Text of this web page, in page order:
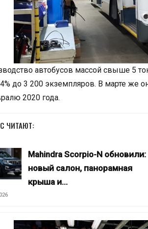
автобусов массой свыше 5
до 3 200 экземпляров. В марте же
2020 года.
ЧИТАЮТ:
Mahindra Scorpio-N обновили:
новый салон, панорамная
крыша и…